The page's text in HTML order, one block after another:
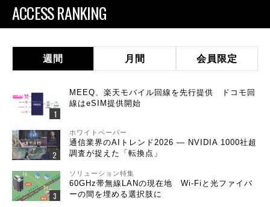
ACCESS RANKING
週間 月間 会員限定
MEEQ、楽天モバイル回線を先行提供 ドコモ回
線はeSIM提供開始
ホワイトペーパー
通信業界のAIトレンド2026 ― NVIDIA 1000社超
調査が捉えた「転換点」
ソリューション特集
60GHz帯無線LANの現在地 Wi-Fiと光ファイバ
ーの間を埋める選択肢に